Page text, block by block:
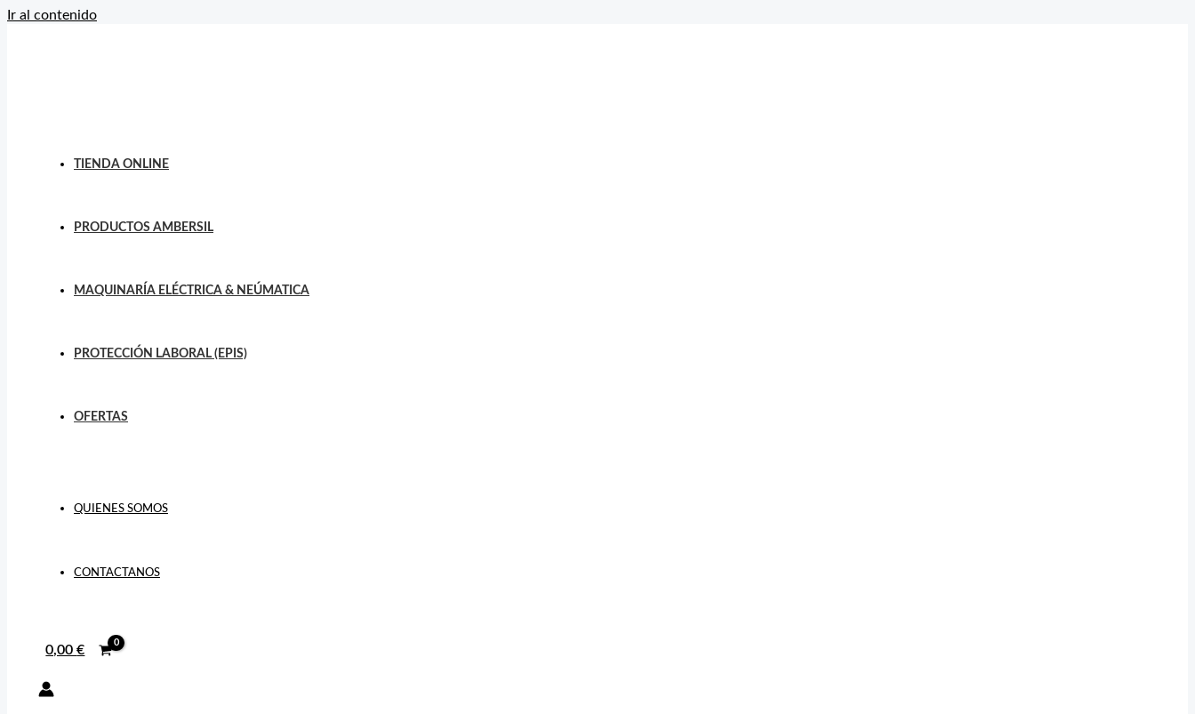
Ir al contenido
TIENDA ONLINE
PRODUCTOS AMBERSIL
MAQUINARÍA ELÉCTRICA & NEÚMATICA
PROTECCIÓN LABORAL (EPIS)
OFERTAS
QUIENES SOMOS
CONTACTANOS
0,00€